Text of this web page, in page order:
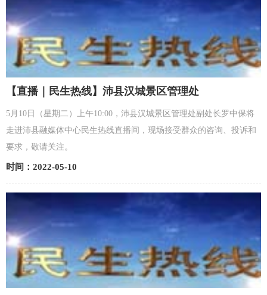
【直播｜民生热线】沛县汉城景区管理处
5月10日（星期二）上午10:00，沛县汉城景区管理处副处长罗中保将
走进沛县融媒体中心民生热线直播间，现场接受群众的咨询、投诉和
要求，敬请关注。
时间：2022-05-10